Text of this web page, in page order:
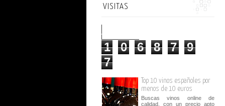
VISITAS
1 0 6 8 7
9
7
Top 10 vinos españoles por
menos de 10 euros
Buscas vinos online de
calidad, con un precio apto